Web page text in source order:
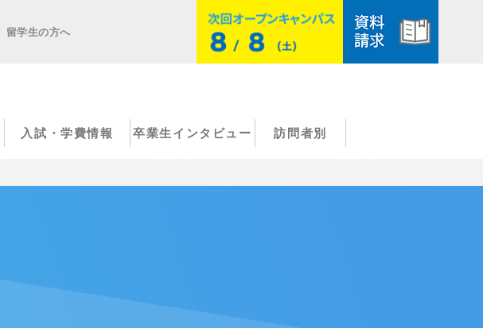
留学生の方へ
入試・学費情報 卒業生インタビュー 訪問者別